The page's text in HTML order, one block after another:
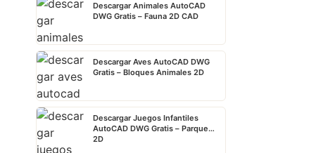
Descargar Animales AutoCAD
DWG Gratis – Fauna 2D CAD
Descargar Aves AutoCAD DWG
Gratis – Bloques Animales 2D
Descargar Juegos Infantiles
AutoCAD DWG Gratis – Parque
2D